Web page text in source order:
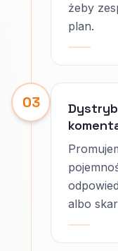
żeby
plan.
03
albo